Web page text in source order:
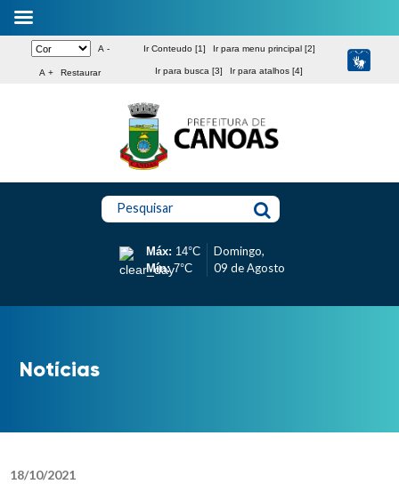
A -
A + Restaurar
Ir Conteudo [1] Ir para menu principal [2]
Ir para busca [3] Ir para atalhos [4]
Pesquisar
Máx: 14°C
Mín:7°C
Domingo,
09 de Agosto
Notícias
18/10/2021